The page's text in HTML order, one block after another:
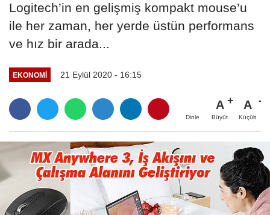
Logitech’in en gelişmiş kompakt mouse’u
ile her zaman, her yerde üstün performans
ve hız bir arada...
EKONOMI 21 Eylül 2020 - 16:15
Dinle
A
Büyüt
A
Küçült